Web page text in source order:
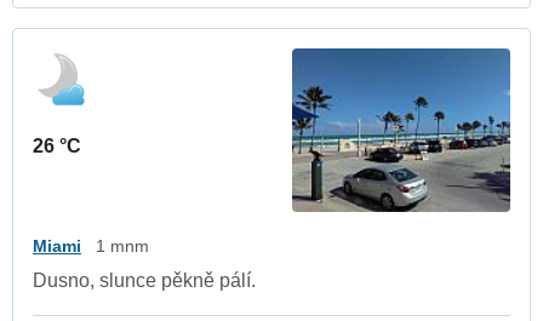
26 °C
Miami 1 mnm
Dusno, slunce pěkně pálí.